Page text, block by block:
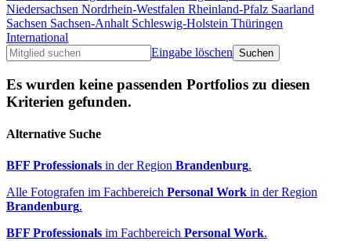
Niedersachsen Nordrhein-Westfalen Rheinland-Pfalz Saarland
Sachsen Sachsen-Anhalt Schleswig-Holstein Thüringen
International
Eingabe löschen
Es wurden keine passenden Portfolios zu diesen
Kriterien gefunden.
Alternative Suche
BFF Professionals in der Region Brandenburg.
Alle Fotografen im Fachbereich Personal Work in der Region
Brandenburg.
BFF Professionals im Fachbereich Personal Work.